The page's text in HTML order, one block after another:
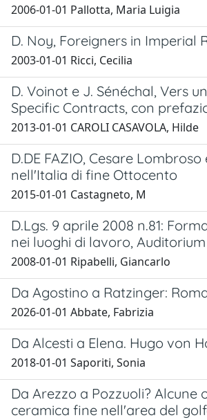
2006-01-01 Pallotta, Maria Luigia
D. Noy, Foreigners in Imperial
2003-01-01 Ricci, Cecilia
D. Voinot e J. Sénéchal, Vers
Specific Contracts, con
2013-01-01 CAROLI CASAVOLA, Hilde
D.DE FAZIO, Cesare
nell'Italia di fine Ottocento
2015-01-01 Castagneto, M
D.Lgs. 9 aprile 2008 n.81:
nei luoghi di lavoro,
2008-01-01 Ripabelli, Giancarlo
Da Agostino a Ratzinger:
2026-01-01 Abbate, Fabrizia
Da Alcesti a Elena. Hugo von
2018-01-01 Saporiti, Sonia
Da Arezzo a Pozzuoli?
ceramica fine nell'area del